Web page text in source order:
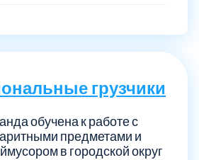
грузчики
обучена к работе с
предметами и
в городской округ